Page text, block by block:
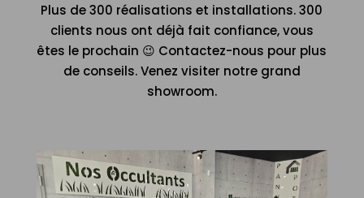
Plus de 300 réalisations et installations. 300
clients nous ont déjà fait confiance, vous
êtes le prochain 😉 Contactez-nous pour plus
de conseils. Venez visiter notre grand
showroom.